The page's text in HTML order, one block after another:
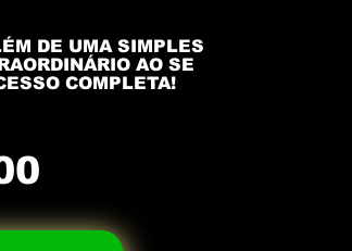
DE UMA SIMPLES
AO SE
COMPLETA!